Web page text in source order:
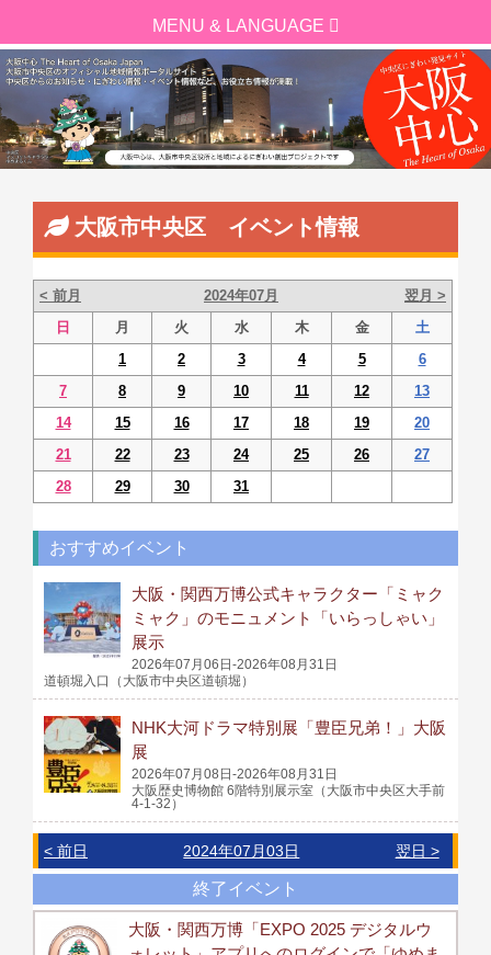
大阪市中央区 イベント情報
< 前月 2024年07月
翌月 >
日
月 火 水 木 金
土
1
2 3 4 5
6
7
8 9 10 11 12
13
14
15 16 17 18 19
20
21
22 23 24 25 26
27
28
29 30 31
おすすめイベント
大阪・関西万博公式キャラクター「ミャク
ミャク」のモニュメント「いらっしゃい」
展示
2026年07月06日-2026年08月31日
道頓堀入口（大阪市中央区道頓堀）
NHK大河ドラマ特別展「豊臣兄弟！」大阪
展
2026年07月08日-2026年08月31日
大阪歴史博物館 6階特別展示室（大阪市中央区大手前
4-1-32）
< 前日 2024年07月03日 翌日 >
終了イベント
大阪・関西万博「EXPO 2025 デジタルウ